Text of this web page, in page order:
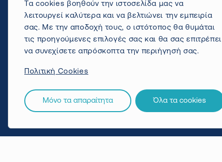
Τα cookies βοηθούν την ιστοσελίδα μας να
λειτουργεί καλύτερα και να βελτιώνει την εμπειρία
σας. Με την αποδοχή τους, ο ιστότοπος θα θυμάται
τις προηγούμενες επιλογές σας και θα σας επιτρέπει
να συνεχίσετε απρόσκοπτα την περιήγησή σας.
Πολιτική Cookies
Μόνο τα απαραίτητα Όλα τα cookies